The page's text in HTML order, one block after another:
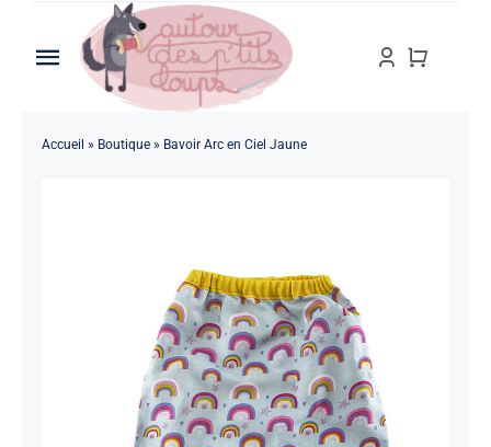
Toggle
Navigation
Accueil » Boutique» Bavoir Arc en Ciel Jaune